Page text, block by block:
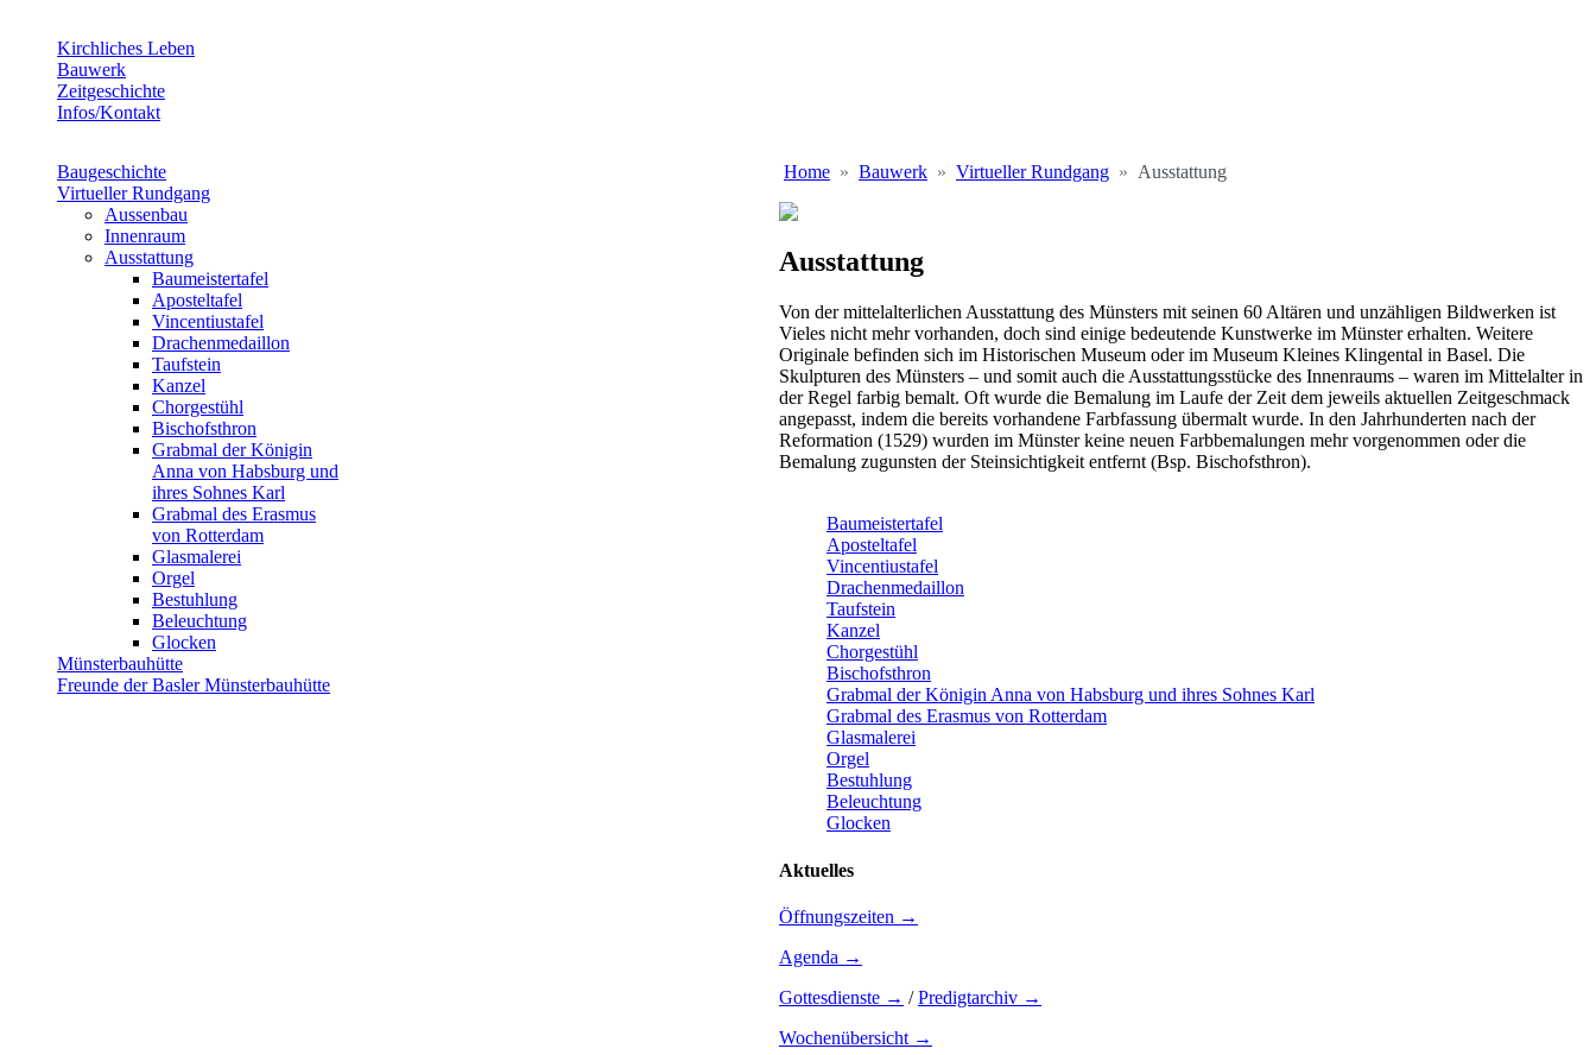
Kirchliches Leben
Bauwerk
Zeitgeschichte
Infos/Kontakt
Baugeschichte
Virtueller Rundgang
Aussenbau
Innenraum
Ausstattung
Baumeistertafel
Aposteltafel
Vincentiustafel
Drachenmedaillon
Taufstein
Kanzel
Chorgestühl
Bischofsthron
Grabmal der Königin
Anna von Habsburg und
ihres Sohnes Karl
Grabmal des Erasmus
von Rotterdam
Glasmalerei
Orgel
Bestuhlung
Beleuchtung
Glocken
Münsterbauhütte
Freunde der Basler Münsterbauhütte
Home Bauwerk Virtueller Rundgang Ausstattung
Ausstattung
Von der mittelalterlichen Ausstattung des Münsters mit seinen 60 Altären und unzähligen Bildwerken ist
Vieles nicht mehr vorhanden, doch sind einige bedeutende Kunstwerke im Münster erhalten. Weitere
Originale befinden sich im Historischen Museum oder im Museum Kleines Klingental in Basel. Die
Skulpturen des Münsters – und somit auch die Ausstattungsstücke des Innenraums – waren im Mittelalter in
der Regel farbig bemalt. Oft wurde die Bemalung im Laufe der Zeit dem jeweils aktuellen Zeitgeschmack
angepasst, indem die bereits vorhandene Farbfassung übermalt wurde. In den Jahrhunderten nach der
Reformation (1529) wurden im Münster keine neuen Farbbemalungen mehr vorgenommen oder die
Bemalung zugunsten der Steinsichtigkeit entfernt (Bsp. Bischofsthron).
Baumeistertafel
Aposteltafel
Vincentiustafel
Drachenmedaillon
Taufstein
Kanzel
Chorgestühl
Bischofsthron
Grabmal der Königin Anna von Habsburg und ihres Sohnes Karl
Grabmal des Erasmus von Rotterdam
Glasmalerei
Orgel
Bestuhlung
Beleuchtung
Glocken
Aktuelles
Öffnungszeiten →
Agenda →
Gottesdienste → /Predigtarchiv →
Wochenübersicht →